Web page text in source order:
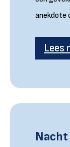
anekdote
Lees